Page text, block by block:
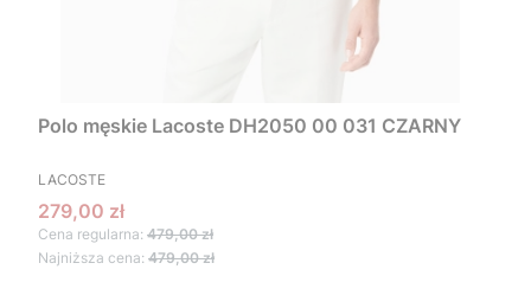
Polo męskie Lacoste DH2050 00 031 CZARNY
PRODUCENT
LACOSTE
Cena promocyjna
279,00 zł
Cena regularna: 479,00 zł
Najniższa cena: 479,00 zł